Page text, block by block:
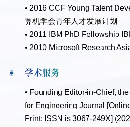
• 2016 CCF Young Talent
算机学会青年人才发展计划
• 2011 IBM PhD Fellowship
• 2010 Microsoft Research
学术服务
• Founding Editor-in-Chief,
for Engineering Journal
Print: ISSN is 3067-249X]